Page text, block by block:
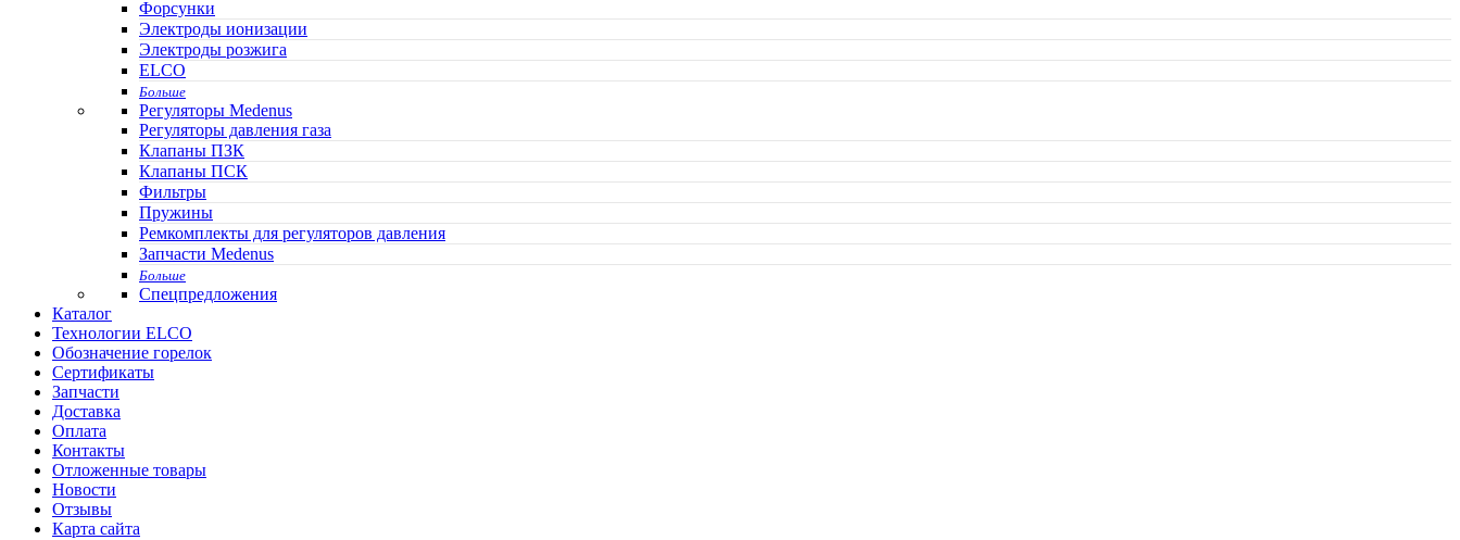
Форсунки
Электроды ионизации
Электроды розжига
ELCO
Больше
Регуляторы Medenus
Регуляторы давления газа
Клапаны ПЗК
Клапаны ПСК
Фильтры
Пружины
Ремкомплекты для регуляторов давления
Запчасти Medenus
Больше
Спецпредложения
Каталог
Технологии ELCO
Обозначение горелок
Сертификаты
Запчасти
Доставка
Оплата
Контакты
Отложенные товары
Новости
Отзывы
Карта сайта